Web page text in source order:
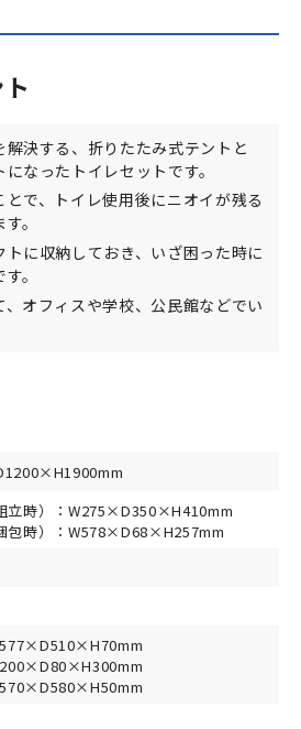
決する、折りたたみ式テントと
なったトイレセットです。
で、トイレ使用後にニオイが残る
。
に収納しておき、いざ困った時に
。
オフィスや学校、公民館などでい
立時）：W275×D350×H410mm
包時）：W578×D68×H257mm